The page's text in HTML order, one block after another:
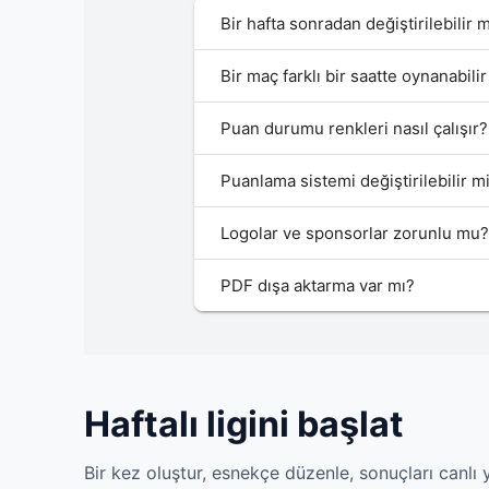
Bir hafta sonradan değiştirilebilir
Bir maç farklı bir saatte
Puan durumu renkleri nasıl çalışır?
Puanlama sistemi değiştirilebilir
Logolar ve sponsorlar zorunlu mu?
PDF dışa aktarma var mı?
Haftalı ligini başlat
Bir kez oluştur, esnekçe düzenle, sonuçları canlı